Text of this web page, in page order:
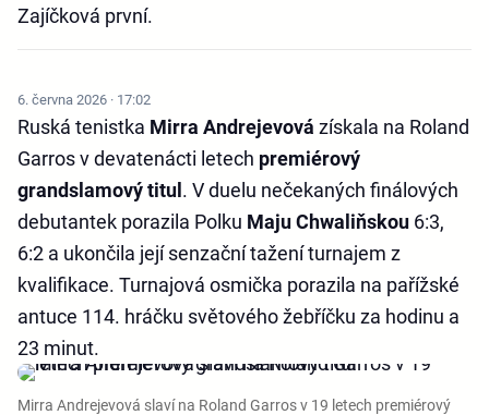
Zajíčková první.
6. června 2026 · 17:02
Ruská tenistka Mirra Andrejevová získala na Roland
Garros v devatenácti letech premiérový
grandslamový titul. V duelu nečekaných finálových
debutantek porazila Polku Maju Chwaliňskou 6:3,
6:2 a ukončila její senzační tažení turnajem z
kvalifikace. Turnajová osmička porazila na pařížské
antuce 114. hráčku světového žebříčku za hodinu a
23 minut.
Mirra Andrejevová slaví na Roland Garros v 19 letech premiérový